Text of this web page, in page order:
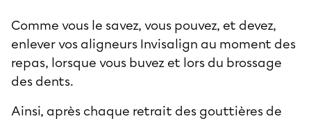
Comme vous le savez, vous pouvez, et devez,
enlever vos aligneurs Invisalign au moment des
repas, lorsque vous buvez et lors du brossage
des dents.
Ainsi, après chaque retrait des gouttières de